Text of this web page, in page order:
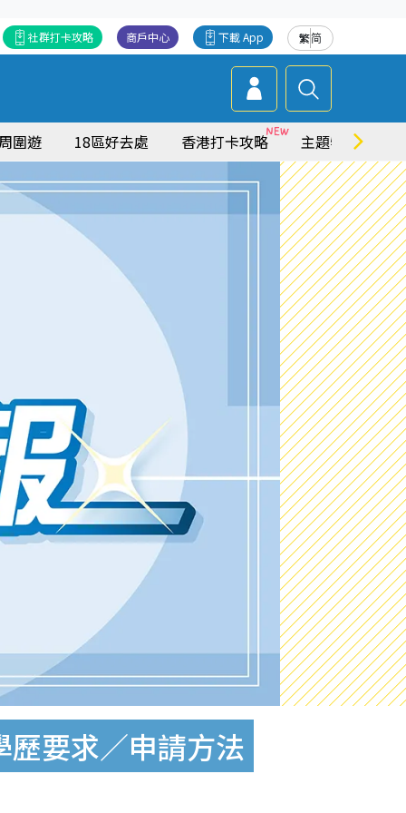
繁简
下載 App
商戶中心
社群打卡攻略
圍遊 18區好去處 香港打卡攻略 主題特集
要求／申請方法